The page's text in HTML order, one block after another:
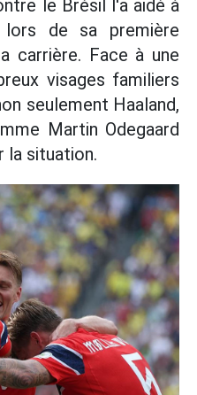
le Brésil l'a aidé à
de sa première
carrière. Face à une
visages familiers
seulement Haaland,
Martin Odegaard
la situation.